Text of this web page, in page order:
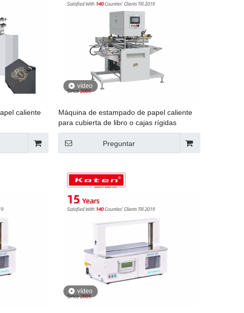
caliente
vídeo
Máquina de estampado de papel caliente
para cubierta de libro o cajas rígidas
Preguntar
vídeo